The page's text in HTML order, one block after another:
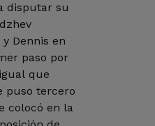
disputar su
Dennis en
paso por
que
puso tercero
colocó en la